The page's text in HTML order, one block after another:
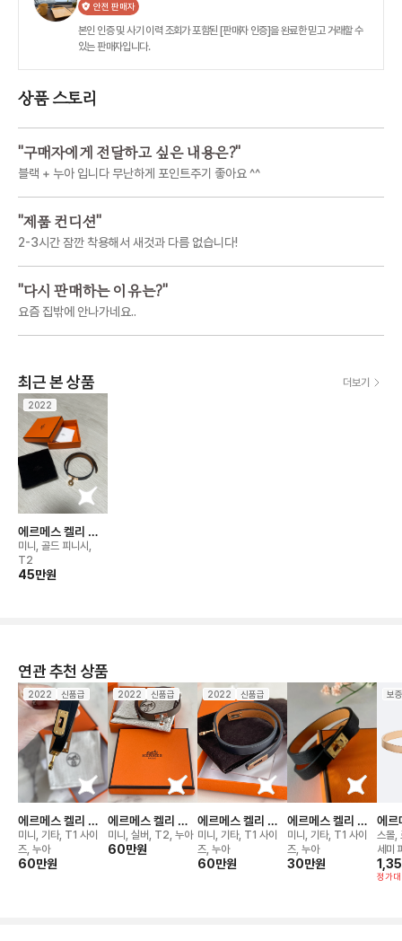
안전 판매자
본인 인증 및 사기 이력 조회가 포함된 [판매자 인증]을 완료한 믿고 거래할 수
있는 판매자입니다.
상품 스토리
"구매자에게 전달하고 싶은 내용은?"
블랙 + 누아 입니다 무난하게 포인트주기 좋아요 ^^
"제품 컨디션"
2-3시간 잠깐 착용해서 새것과 다름 없습니다!
"다시 판매하는 이유는?"
요즘 집밖에 안나가네요..
최근 본 상품 더보기
2022
에르메스 켈리 더
블 투어 브레이슬
릿
미니, 골드 피니시,
T2
45만원
연관 추천 상품
2022 신품급
에르메스 켈리 더
블 투어 브레이슬
릿
미니, 기타, T1 사이
즈, 누아
60만원
2022 신품급
에르메스 켈리 미
니 켈리 더블투어
브레이슬릿
미니, 실버, T2, 누아
60만원
2022 신품급
에르메스 켈리 더
블 투어 브레이슬
릿
미니, 기타, T1 사이
즈, 누아
60만원
에르메스 켈리 더
블 투어 브레이슬
릿
미니, 기타, T1 사이
즈, 누아
30만원
보
에르
레이
스몰,
세미
정가